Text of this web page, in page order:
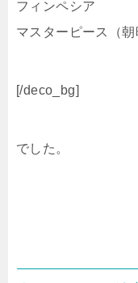
フィンペシア
マスターピース（朝
[/deco_bg]
でした。